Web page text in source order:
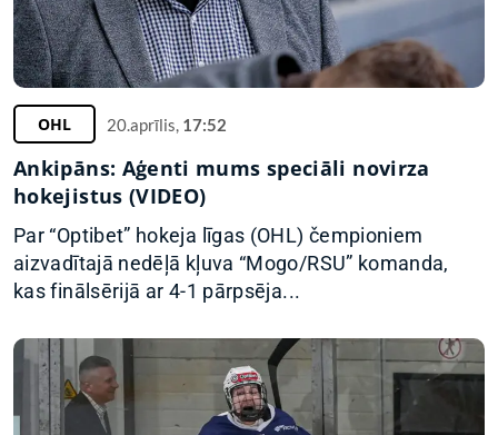
OHL 20.aprīlis, 17:52
Ankipāns: Aģenti mums speciāli novirza
hokejistus (VIDEO)
Par “Optibet” hokeja līgas (OHL) čempioniem
aizvadītajā nedēļā kļuva “Mogo/RSU” komanda,
kas finālsērijā ar 4-1 pārpsēja...